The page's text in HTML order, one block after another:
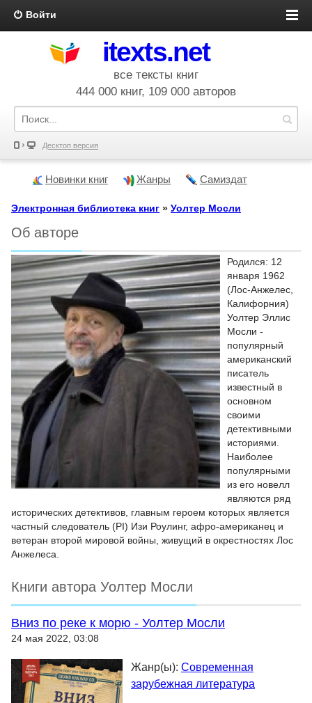
Войти
itexts.net
все тексты книг
444 000 книг, 109 000 авторов
Десктоп версия
Новинки книг Жанры Самиздат
Электронная библиотека книг » Уолтер Мосли
Об авторе
Родился: 12
января 1962
(Лос-Анжелес,
Калифорния)
Уолтер Эллис
Мосли -
популярный
американский
писатель
известный в
основном
своими
детективными
историями.
Наиболее
популярными
из его новелл
являются ряд
исторических детективов, главным героем которых является
частный следователь (PI) Изи Роулинг, афро-американец и
ветеран второй мировой войны, живущий в окрестностях Лос
Анжелеса.
Книги автора Уолтер Мосли
Вниз по реке к морю - Уолтер Мосли
24 мая 2022, 03:08
Жанр(ы): Современная
зарубежная литература